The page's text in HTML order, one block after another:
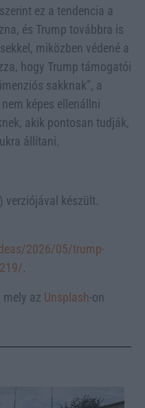
ez a tendencia a
és Trump továbbra is
miközben védené a
hogy Trump támogatói
sakknak”, a
képes ellenállni
akik pontosan tudják,
állítani.
verziójával készült.
2026/05/trump-
.
mely az Unsplash-on